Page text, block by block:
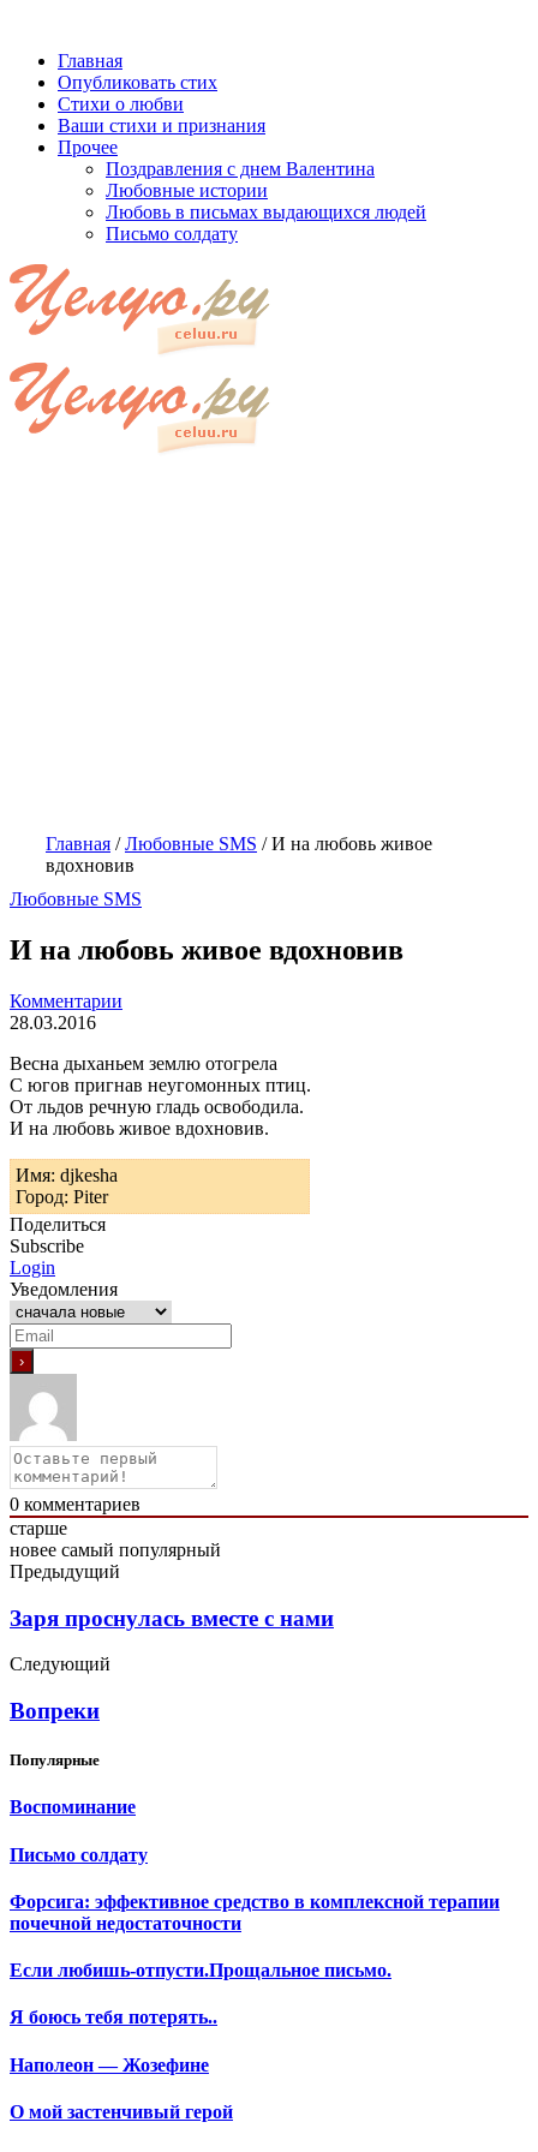
Главная
Опубликовать стих
Стихи о любви
Ваши стихи и признания
Прочее
Поздравления с днем Валентина
Любовные истории
Любовь в письмах выдающихся людей
Письмо солдату
Главная /Любовные SMS /И на любовь живое
вдохновив
Любовные SMS
И на любовь живое вдохновив
Комментарии
28.03.2016
Весна дыханьем землю отогрела
С югов пригнав неугомонных птиц.
От льдов речную гладь освободила.
И на любовь живое вдохновив.
Имя: djkesha
Город: Piter
Поделиться
Subscribe
Login
Уведомления
0 комментариев
старше
новее самый популярный
Предыдущий
Заря проснулась вместе с нами
Следующий
Вопреки
Популярные
Воспоминание
Письмо солдату
Форсига: эффективное средство в комплексной терапии
почечной недостаточности
Если любишь-отпусти.Прощальное письмо.
Я боюсь тебя потерять..
Наполеон — Жозефине
О мой застенчивый герой